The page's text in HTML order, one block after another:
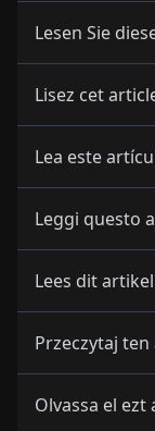
Lesen Sie
Lisez cet
Lea este
Leggi questo
Lees dit
Przeczytaj ten
Olvassa el ezt